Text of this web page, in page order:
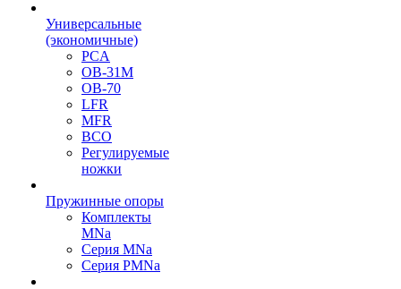
Универсальные
(экономичные)
PCA
ОВ-31М
OB-70
LFR
MFR
ВСО
Регулируемые
ножки
Пружинные опоры
Комплекты
MNa
Серия MNa
Серия PMNa